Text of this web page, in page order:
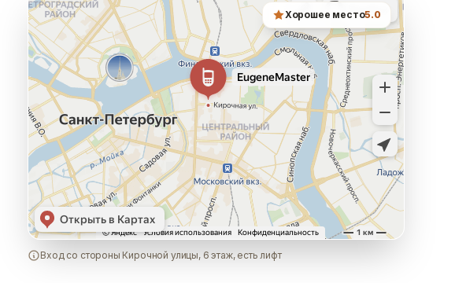
Хорошее место5.0
Вход со стороны Кирочной улицы, 6 этаж, есть лифт